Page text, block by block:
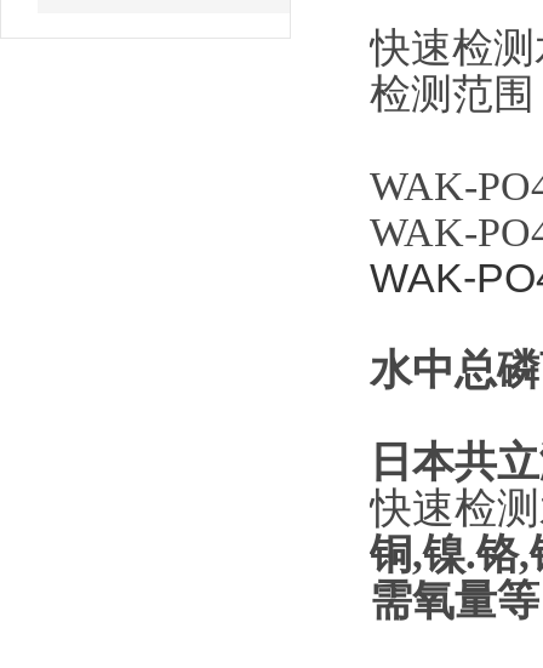
骤是怎样的
快速检
检测范围
WAK-
WAK-
WAK-
水中总
日本共
快速检
铜,镍.铬
需氧量等